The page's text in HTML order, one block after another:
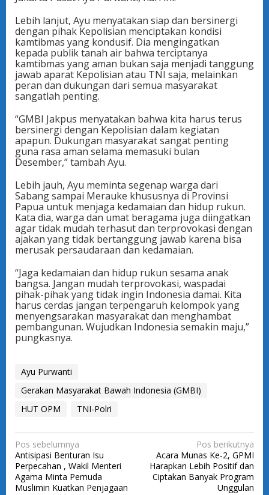
Lebih lanjut, Ayu menyatakan siap dan bersinergi
dengan pihak Kepolisian menciptakan kondisi
kamtibmas yang kondusif. Dia mengingatkan
kepada publik tanah air bahwa terciptanya
kamtibmas yang aman bukan saja menjadi tanggung
jawab aparat Kepolisian atau TNI saja, melainkan
peran dan dukungan dari semua masyarakat
sangatlah penting.
“GMBI Jakpus menyatakan bahwa kita harus terus
bersinergi dengan Kepolisian dalam kegiatan
apapun. Dukungan masyarakat sangat penting
guna rasa aman selama memasuki bulan
Desember,” tambah Ayu.
Lebih jauh, Ayu meminta segenap warga dari
Sabang sampai Merauke khususnya di Provinsi
Papua untuk menjaga kedamaian dan hidup rukun.
Kata dia, warga dan umat beragama juga diingatkan
agar tidak mudah terhasut dan terprovokasi dengan
ajakan yang tidak bertanggung jawab karena bisa
merusak persaudaraan dan kedamaian.
“Jaga kedamaian dan hidup rukun sesama anak
bangsa. Jangan mudah terprovokasi, waspadai
pihak-pihak yang tidak ingin Indonesia damai. Kita
harus cerdas jangan terpengaruh kelompok yang
menyengsarakan masyarakat dan menghambat
pembangunan. Wujudkan Indonesia semakin maju,”
pungkasnya.
Ayu Purwanti
Gerakan Masyarakat Bawah Indonesia (GMBI)
HUT OPM
TNI-Polri
N
a
v
Pos sebelumnya
Antisipasi Benturan Isu
Perpecahan , Wakil Menteri
Agama Minta Pemuda
Muslimin Kuatkan Penjagaan
Pos berikutnya
Acara Munas Ke-2, GPMI
Harapkan Lebih Positif dan
Ciptakan Banyak Program
Unggulan